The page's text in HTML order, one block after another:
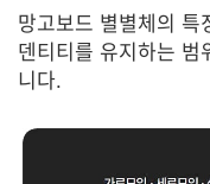
망고보드 별별체의 특
덴티티를 유지하는 범
니다.